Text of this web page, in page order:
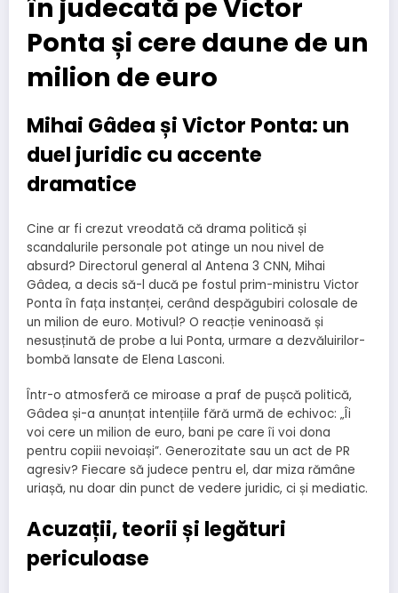
în judecată pe Victor
Ponta și cere daune de un
milion de euro
Mihai Gâdea și Victor Ponta: un
duel juridic cu accente
dramatice
Cine ar fi crezut vreodată că drama politică și
scandalurile personale pot atinge un nou nivel de
absurd? Directorul general al Antena 3 CNN, Mihai
Gâdea, a decis să-l ducă pe fostul prim-ministru Victor
Ponta în fața instanței, cerând despăgubiri colosale de
un milion de euro. Motivul? O reacție veninoasă și
nesusținută de probe a lui Ponta, urmare a dezvăluirilor-
bombă lansate de Elena Lasconi.
Într-o atmosferă ce miroase a praf de pușcă politică,
Gâdea și-a anunțat intențiile fără urmă de echivoc: „Îi
voi cere un milion de euro, bani pe care îi voi dona
pentru copiii nevoiași”. Generozitate sau un act de PR
agresiv? Fiecare să judece pentru el, dar miza rămâne
uriașă, nu doar din punct de vedere juridic, ci și mediatic.
Acuzații, teorii și legături
periculoase